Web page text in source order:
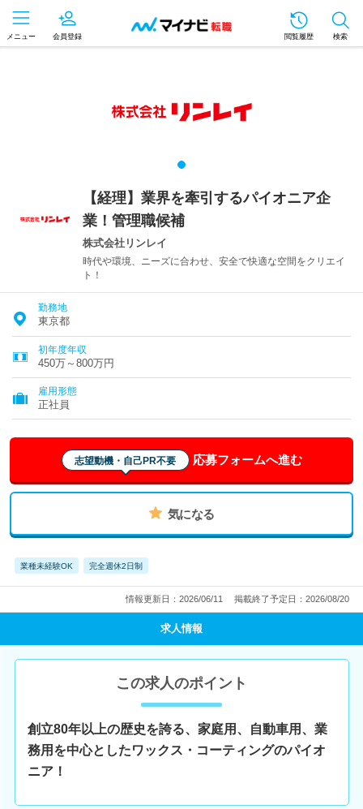
メニュー 会員登録 閲覧履歴 検索
【経理】業界を牽引するパイオニア企
業！管理職候補
株式会社リンレイ
時代や環境、ニーズに合わせ、安全で快適な空間をクリエイ
ト！
勤務地
東京都
初年度年収
450万～800万円
雇用形態
正社員
志望動機・自己PR不要 応募フォームへ進む
気になる
業種未経験OK 完全週休2日制
情報更新日：2026/06/11 掲載終了予定日：2026/08/20
求人情報
この求人のポイント
創立80年以上の歴史を誇る、家庭用、自動車用、業
務用を中心としたワックス・コーティングのパイオ
ニア！